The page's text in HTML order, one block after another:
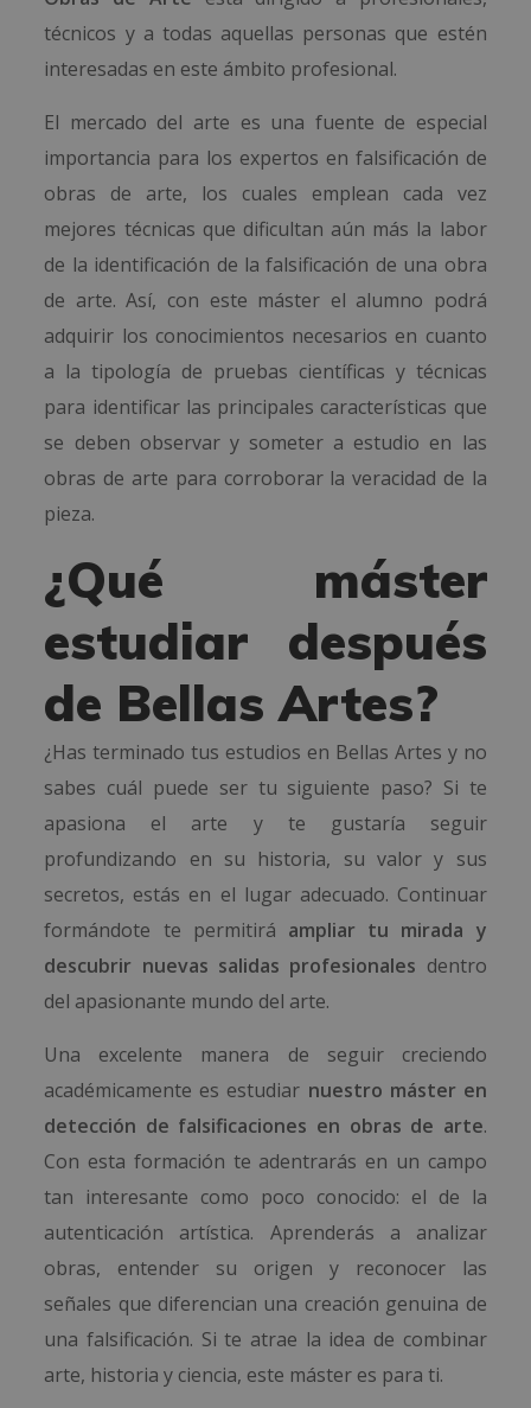
técnicos y a todas aquellas personas que estén
interesadas en este ámbito profesional.
El mercado del arte es una fuente de especial
importancia para los expertos en falsificación de
obras de arte, los cuales emplean cada vez
mejores técnicas que dificultan aún más la labor
de la identificación de la falsificación de una obra
de arte. Así, con este máster el alumno podrá
adquirir los conocimientos necesarios en cuanto
a la tipología de pruebas científicas y técnicas
para identificar las principales características que
se deben observar y someter a estudio en las
obras de arte para corroborar la veracidad de la
pieza.
¿Qué máster
estudiar después
de Bellas Artes?
¿Has terminado tus estudios en Bellas Artes y no
sabes cuál puede ser tu siguiente paso? Si te
apasiona el arte y te gustaría seguir
profundizando en su historia, su valor y sus
secretos, estás en el lugar adecuado. Continuar
formándote te permitirá ampliar tu mirada y
descubrir nuevas salidas profesionales dentro
del apasionante mundo del arte.
Una excelente manera de seguir creciendo
académicamente es estudiar nuestro máster en
detección de falsificaciones en obras de arte.
Con esta formación te adentrarás en un campo
tan interesante como poco conocido: el de la
autenticación artística. Aprenderás a analizar
obras, entender su origen y reconocer las
señales que diferencian una creación genuina de
una falsificación. Si te atrae la idea de combinar
arte, historia y ciencia, este máster es para ti.